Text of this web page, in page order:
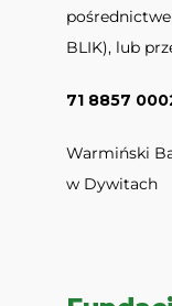
BLIK), lub
71 8857
Warmiński
w Dywitach